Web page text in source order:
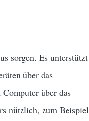
sorgen. Es unterstützt
über das
über das
nützlich, zum Beispiel